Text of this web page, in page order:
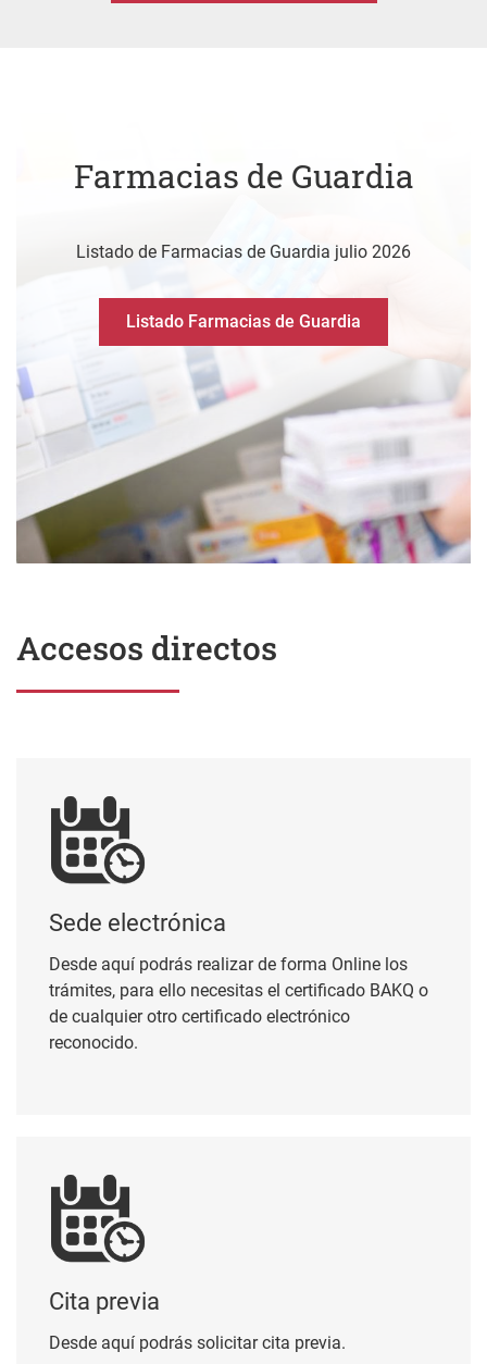
Listado de Farmacias de Guardia julio 2026
Listado Farmacias de Guardia
Sede electrónica
trámites, para ello necesitas el certificado BAKQ o
de cualquier otro certificado electrónico
reconocido.
Cita previa